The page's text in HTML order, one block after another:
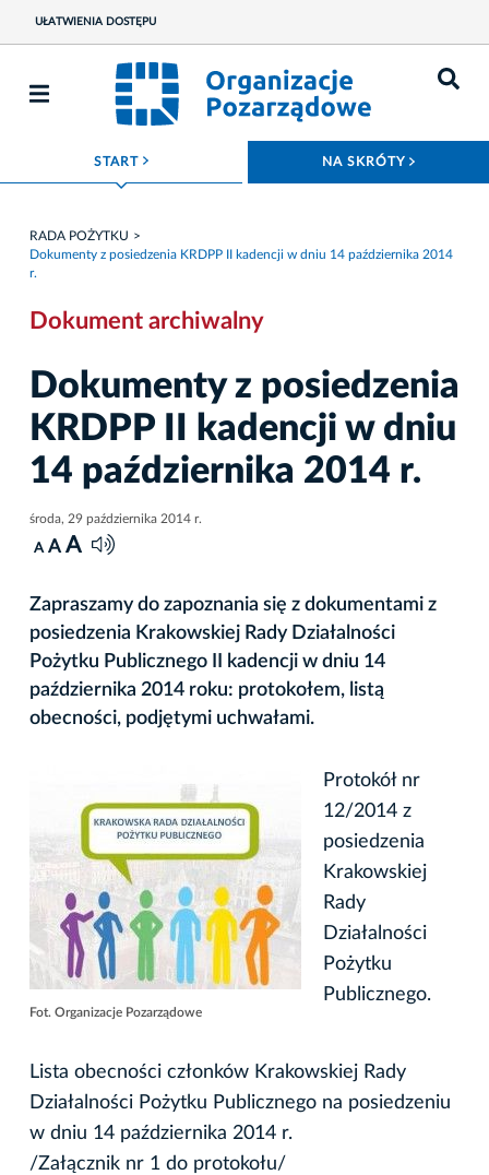
UŁATWIENIA DOSTĘPU
START ROZWIŃ MENU NA SKRÓTY
RADA POŻYTKU
Dokumenty z posiedzenia KRDPP II kadencji w dniu 14 października 2014
r.
Dokument archiwalny
Dokumenty z posiedzenia
KRDPP II kadencji w dniu
14 października 2014 r.
środa, 29 października 2014 r.
A A A
Zapraszamy do zapoznania się z dokumentami z
posiedzenia Krakowskiej Rady Działalności
Pożytku Publicznego II kadencji w dniu 14
października 2014 roku: protokołem, listą
obecności, podjętymi uchwałami.
Fot. Organizacje Pozarządowe
Protokół nr
12/2014 z
posiedzenia
Krakowskiej
Rady
Działalności
Pożytku
Publicznego.
Lista obecności członków Krakowskiej Rady
Działalności Pożytku Publicznego na posiedzeniu
w dniu 14 października 2014 r.
/Załącznik nr 1 do protokołu/